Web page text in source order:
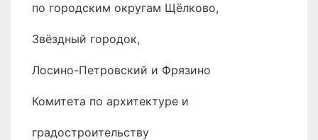
по городским округам Щёлково,
Звёздный городок,
Лосино-Петровский и Фрязино
Комитета по архитектуре и
градостроительству